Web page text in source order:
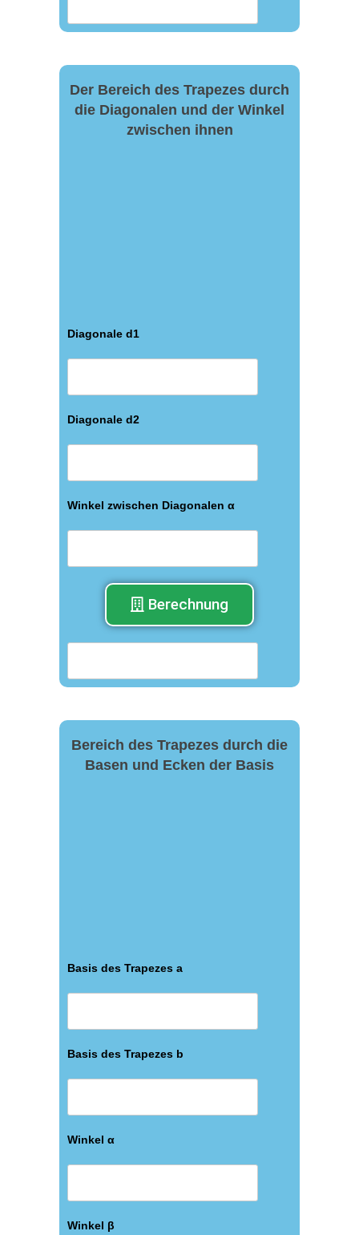
Der Bereich des Trapezes durch
die Diagonalen und der Winkel
zwischen ihnen
Diagonale d1
Diagonale d2
Winkel zwischen Diagonalen α
Berechnung
Bereich des Trapezes durch die
Basen und Ecken der Basis
Basis des Trapezes a
Basis des Trapezes b
Winkel α
Winkel β